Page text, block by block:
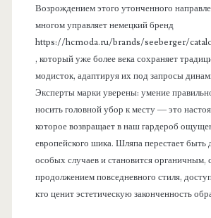
Возрождением этого утонченного
многом управляет немецкий бренд
https://hcmoda.ru/brands/seeberger/
, который уже более века сохраняет
модисток, адаптируя их под запросы
Эксперты марки уверены: умение
носить головной убор к месту — это
которое возвращает в наш гардероб
европейского шика. Шляпа перестает быть
особых случаев и становится органичным,
продолжением повседневного стиля,
кто ценит эстетическую законченность